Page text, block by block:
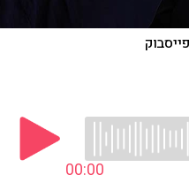
פייסבוק
00:00